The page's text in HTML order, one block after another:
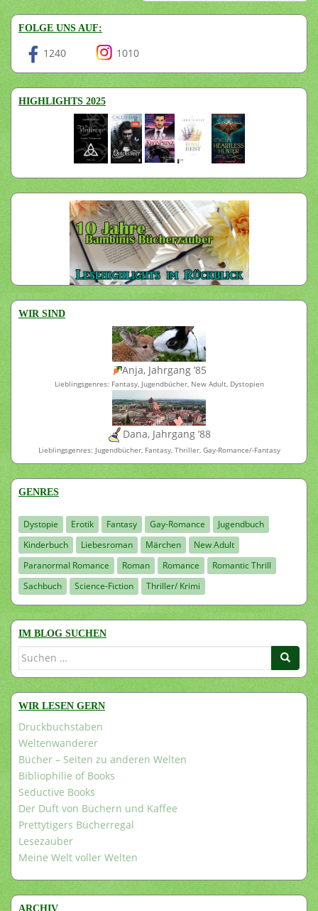
FOLGE UNS AUF:
1240 1010
HIGHLIGHTS 2025
WIR SIND
Anja, Jahrgang ’85
Lieblingsgenres: Fantasy, Jugendbücher, New Adult, Dystopien
Dana, Jahrgang ’88
Lieblingsgenres: Jugendbücher, Fantasy, Thriller, Gay-Romance/-Fantasy
GENRES
Dystopie Erotik Fantasy Gay-Romance
Jugendbuch
Kinderbuch
Liebesroman Märchen
New Adult
Paranormal Romance
Roman Romance
Romantic Thrill
Sachbuch
Science-Fiction Thriller/ Krimi
IM BLOG SUCHEN
Suchen
WIR LESEN GERN
Druckbuchstaben
Weltenwanderer
Bücher – Seiten zu anderen Welten
Bibliophilie of Books
Seductive Books
Der Duft von Büchern und Kaffee
Prettytigers Bücherregal
Lesezauber
Meine Welt voller Welten
ARCHIV